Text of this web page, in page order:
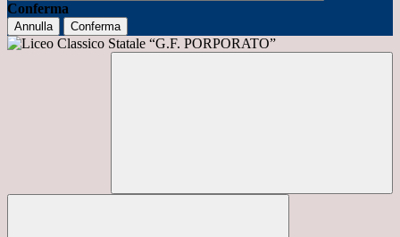
Conferma
Annulla Conferma